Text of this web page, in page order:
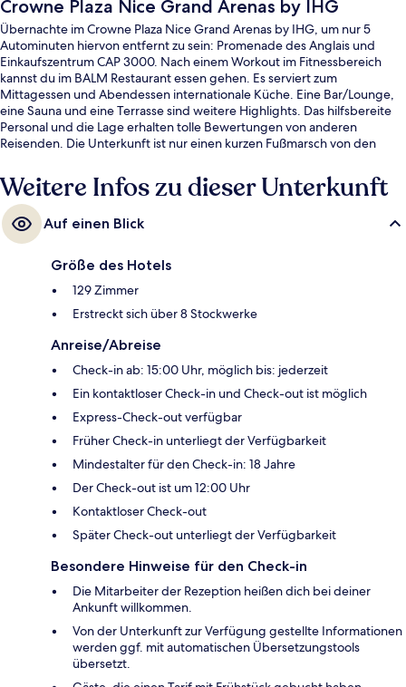
Crowne Plaza Nice Grand Arenas by IHG
Übernachte im Crowne Plaza Nice Grand Arenas by IHG, um nur 5
Autominuten hiervon entfernt zu sein: Promenade des Anglais und
Einkaufszentrum CAP 3000. Nach einem Workout im Fitnessbereich
kannst du im BALM Restaurant essen gehen. Es serviert zum
Mittagessen und Abendessen internationale Küche. Eine Bar/Lounge,
eine Sauna und eine Terrasse sind weitere Highlights. Das hilfsbereite
Personal und die Lage erhalten tolle Bewertungen von anderen
Reisenden. Die Unterkunft ist nur einen kurzen Fußmarsch von den
Schritte (Straßenbahnhaltestelle Grand Arenas South) bzw. 4 Minuten
(Straßenbahnhaltestelle Grand Arenas).
Weitere Infos zu dieser Unterkunft
Auf einen Blick
Größe des Hotels
129 Zimmer
Erstreckt sich über 8 Stockwerke
Anreise/Abreise
Check-in ab: 15:00 Uhr, möglich bis: jederzeit
Ein kontaktloser Check-in und Check-out ist möglich
Express-Check-out verfügbar
Früher Check-in unterliegt der Verfügbarkeit
Mindestalter für den Check-in: 18 Jahre
Der Check-out ist um 12:00 Uhr
Kontaktloser Check-out
Später Check-out unterliegt der Verfügbarkeit
Besondere Hinweise für den Check-in
Die Mitarbeiter der Rezeption heißen dich bei deiner
Ankunft willkommen.
Von der Unterkunft zur Verfügung gestellte Informationen
werden ggf. mit automatischen Übersetzungstools
übersetzt.